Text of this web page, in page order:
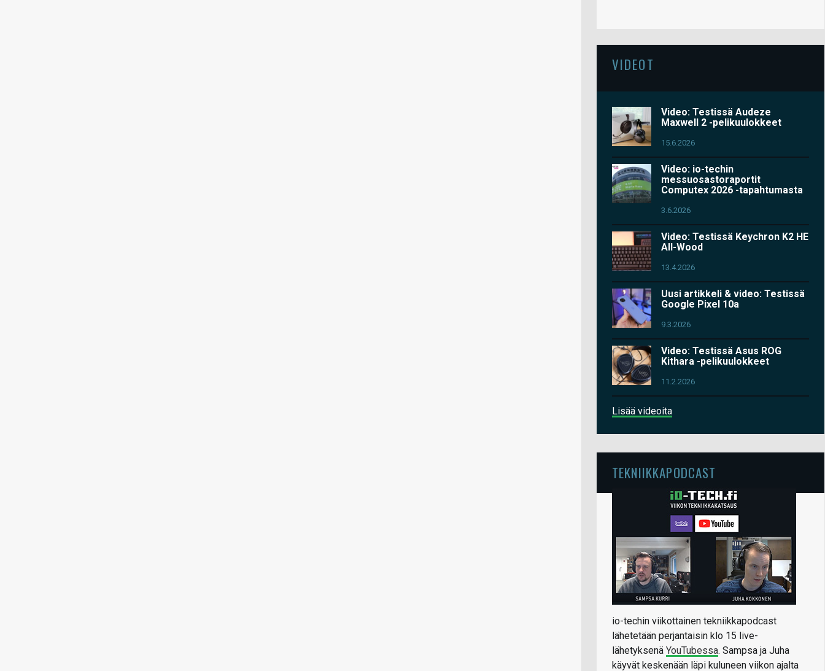
VIDEOT
Video: Testissä Audeze
Maxwell 2 -pelikuulokkeet
15.6.2026
Video: io-techin
messuosastoraportit
Computex 2026 -tapahtumasta
3.6.2026
Video: Testissä Keychron K2 HE
All-Wood
13.4.2026
Uusi artikkeli & video: Testissä
Google Pixel 10a
9.3.2026
Video: Testissä Asus ROG
Kithara -pelikuulokkeet
11.2.2026
Lisää videoita
TEKNIIKKAPODCAST
io-techin viikottainen tekniikkapodcast
lähetetään perjantaisin klo 15 live-
lähetyksenä YouTubessa. Sampsa ja Juha
käyvät keskenään läpi kuluneen viikon ajalta